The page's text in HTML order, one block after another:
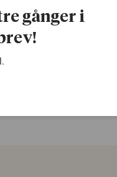
Anna-Maria Hambre 019-
år gammal och det kan
gånger i